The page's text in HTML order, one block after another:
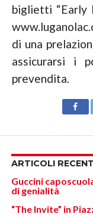
biglietti “Early
di una
assicurarsi i
prevendita.
ARTICOLI
Guccini
di genialità
“The Invite” in